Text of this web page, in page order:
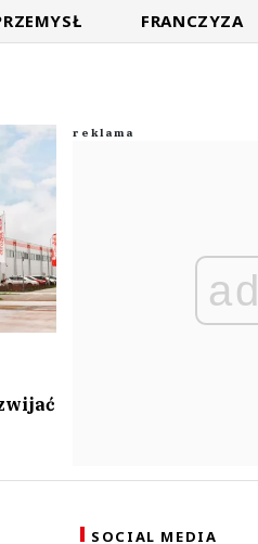
FRANCZYZA
ad
SOCIAL MEDIA